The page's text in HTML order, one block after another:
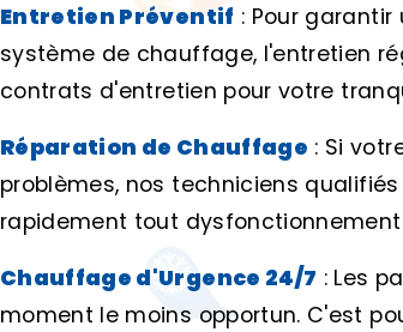
Entretien Préventif : Pour
système de chauffage, l'entretien
contrats d'entretien pour votre
Réparation de Chauffage : Si
problèmes, nos techniciens
rapidement tout
Chauffage d'Urgence 24/7 : Les
moment le moins opportun. C'est